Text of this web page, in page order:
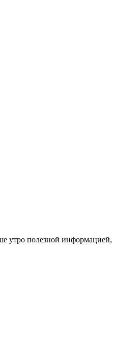
утро полезной информацией,